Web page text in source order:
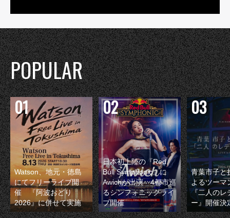
POPULAR
Watson、地元・徳島
にてフリーライブ開
催 『阿波おどり
2026』に併せて実施
日本初上陸の『Red
Bull Symphonic』に
Awichが出演 4都市巡
るシンフォニックライ
ブ開催
青葉市子と
よるツーマ
『二人のレ
ー』開催決